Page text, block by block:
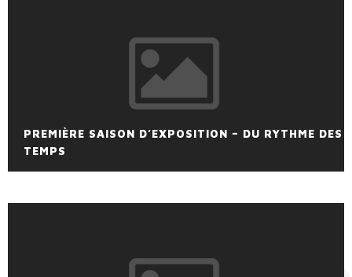
PREMIÈRE SAISON D’EXPOSITION – DU RYTHME DES
TEMPS